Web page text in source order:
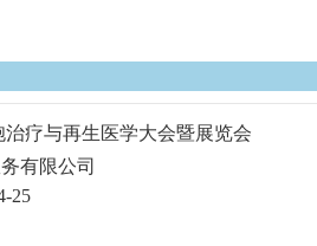
治疗与再生医学大会暨展览会
有限公司
25